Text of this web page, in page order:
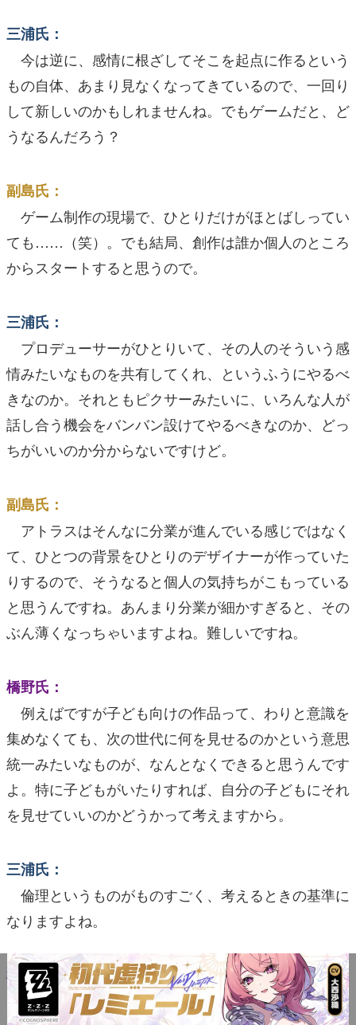
三浦氏：
今は逆に、感情に根ざしてそこを起点に作るという
もの自体、あまり見なくなってきているので、一回り
して新しいのかもしれませんね。でもゲームだと、ど
うなるんだろう？
副島氏：
ゲーム制作の現場で、ひとりだけがほとばしってい
ても……（笑）。でも結局、創作は誰か個人のところ
からスタートすると思うので。
三浦氏：
プロデューサーがひとりいて、その人のそういう感
情みたいなものを共有してくれ、というふうにやるべ
きなのか。それともピクサーみたいに、いろんな人が
話し合う機会をバンバン設けてやるべきなのか、どっ
ちがいいのか分からないですけど。
副島氏：
アトラスはそんなに分業が進んでいる感じではなく
て、ひとつの背景をひとりのデザイナーが作っていた
りするので、そうなると個人の気持ちがこもっている
と思うんですね。あんまり分業が細かすぎると、その
ぶん薄くなっちゃいますよね。難しいですね。
橋野氏：
例えばですが子ども向けの作品って、わりと意識を
集めなくても、次の世代に何を見せるのかという意思
統一みたいなものが、なんとなくできると思うんです
よ。特に子どもがいたりすれば、自分の子どもにそれ
を見せていいのかどうかって考えますから。
三浦氏：
倫理というものがものすごく、考えるときの基準に
なりますよね。
橋野氏：
それに対して大人向けのものだと、どういう感動を